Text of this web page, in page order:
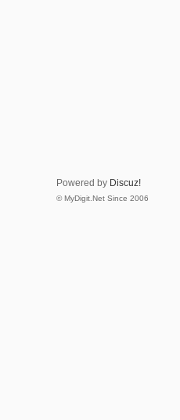
Powered by Discuz!
© MyDigit.Net Since 2006